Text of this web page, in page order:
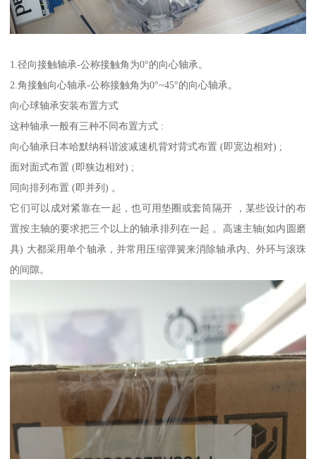
1.径向接触轴承-公称接触角为0°的向心轴承。
2.角接触向心轴承-公称接触角为0°~45°的向心轴承。
向心球轴承安装布置方式
这种轴承一般有三种不同布置方式 :
向心轴承日本哈默纳科谐波减速机背对背式布置 (即宽边相对) ;
面对面式布置 (即狭边相对) ;
同向排列布置 (即并列) 。
它们可以成对紧靠在一起，也可用垫圈或套筒隔开 ，某些设计的布
置按主轴的要求把三个以上的轴承排列在一起 。高速主轴(如内圆磨
具) 大都采用单个轴承，并常用压缩弹簧来消除轴承内、外环与滚珠
的间隙。